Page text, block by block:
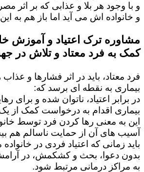
و با وجود هر بلا و عذابی که بر اثر
و خانواده اش می آید اما باز هم به
مشاوره ترک اعتیاد و آموزش
کمک به فرد معتاد و تلاش در
فرد معتاد، باید در اثر فشارها و
بیماری به نقطه ای برسد که:
در برابر اعتیاد، ناتوان شده و برای
بیماری اقدام به درخواست کمک از یک
این به معنی رها کردن فرد توسط
آسیب های آن از حمایت ناسالم هم
باید زمانی که اعتیاد فردی در
بدون دعوا، بحث و کشکمش، در
به مراکز درمانی مرتبط شود.